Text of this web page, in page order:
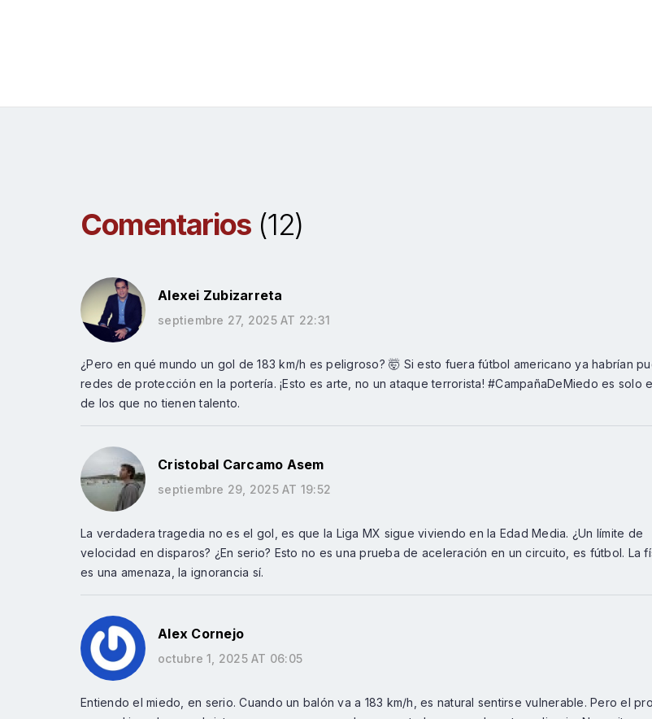
Comentarios(12)
Alexei Zubizarreta
septiembre 27, 2025 AT 22:31
¿Pero en qué mundo un gol de 183 km/h es peligroso? 🤯 Si esto fuera fútbol americano ya habrían
redes de protección en la portería. ¡Esto es arte, no un ataque terrorista! #CampañaDeMiedo es solo
de los que no tienen talento.
Cristobal Carcamo Asem
septiembre 29, 2025 AT 19:52
La verdadera tragedia no es el gol, es que la Liga MX sigue viviendo en la Edad Media. ¿Un límite de
velocidad en disparos? ¿En serio? Esto no es una prueba de aceleración en un circuito, es fútbol. La
es una amenaza, la ignorancia sí.
Alex Cornejo
octubre 1, 2025 AT 06:05
Entiendo el miedo, en serio. Cuando un balón va a 183 km/h, es natural sentirse vulnerable. Pero el